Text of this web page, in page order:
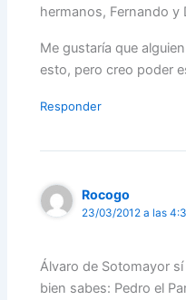
hermanos, Fernando y
Me gustaría que
esto, pero creo poder
Responder
Rocogo
23/03/2012 a las
Álvaro de Sotomayor
bien sabes: Pedro el